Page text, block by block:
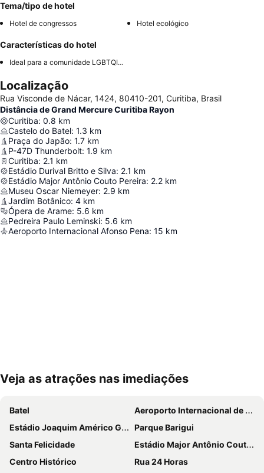
Tema/tipo de hotel
Hotel de congressos Hotel ecológico
Características do hotel
Ideal para a comunidade LGBTQIA+
Localização
Rua Visconde de Nácar, 1424, 80410-201, Curitiba, Brasil
Distância de Grand Mercure Curitiba Rayon
Curitiba: 0.8 km
Castelo do Batel: 1.3 km
Praça do Japão: 1.7 km
P-47D Thunderbolt: 1.9 km
Curitiba: 2.1 km
Estádio Durival Britto e Silva: 2.1 km
Estádio Major Antônio Couto Pereira: 2.2 km
Museu Oscar Niemeyer: 2.9 km
Jardim Botânico: 4 km
Ópera de Arame: 5.6 km
Pedreira Paulo Leminski: 5.6 km
Aeroporto Internacional Afonso Pena: 15 km
Ampliar mapa
Veja as atrações nas imediações
Batel
Aeroporto Internacional de Curitiba - Afonso Pena
Estádio Joaquim Américo Guimarães - Arena da Baixada
Parque Barigui
Santa Felicidade
Estádio Major Antônio Couto Pereira
Centro Histórico
Rua 24 Horas